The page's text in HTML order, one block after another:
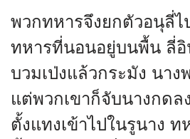
พวกทหารจึงยกตัวอนุลี่ไ
ทหารที่นอนอยู่บนพื้น ลี่อิ
บวมเป่งแล้วกระมัง นา
แต่พวกเขาก็จับนางกด
ตั้งแทงเข้าไปในรูนาง